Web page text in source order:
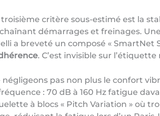
troisième critère sous-estimé est la
démarrages et freinages.
a breveté un composé « SmartNet
. C’est invisible sur
négligeons pas non plus le confort
: 70 dB à 160 Hz fatigue
à blocs « Pitch Variation » où